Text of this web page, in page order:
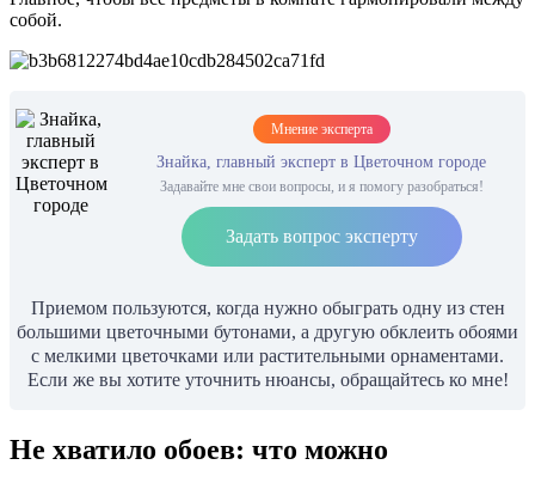
собой.
Мнение эксперта
Знайка, главный эксперт в Цветочном городе
Задавайте мне свои вопросы, и я помогу разобраться!
Задать вопрос эксперту
Приемом пользуются, когда нужно обыграть одну из стен
большими цветочными бутонами, а другую обклеить обоями
с мелкими цветочками или растительными орнаментами.
Если же вы хотите уточнить нюансы, обращайтесь ко мне!
Не хватило обоев: что можно